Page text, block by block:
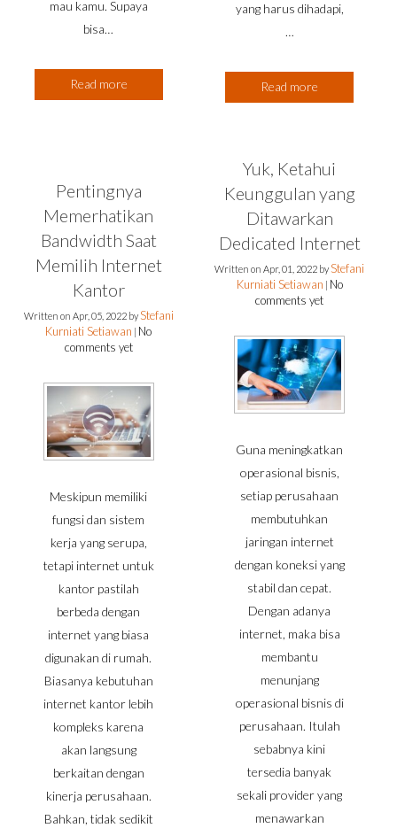
mau kamu. Supaya
bisa…
Read more
yang harus dihadapi,
…
Read more
Pentingnya
Memerhatikan
Bandwidth Saat
Memilih Internet
Kantor
Written on Apr, 05, 2022 byStefani
Kurniati Setiawan No
comments yet
Meskipun memiliki
fungsi dan sistem
kerja yang serupa,
tetapi internet untuk
kantor pastilah
berbeda dengan
internet yang biasa
digunakan di rumah.
Biasanya kebutuhan
internet kantor lebih
kompleks karena
akan langsung
berkaitan dengan
kinerja perusahaan.
Bahkan, tidak sedikit
Yuk, Ketahui
Keunggulan yang
Ditawarkan
Dedicated Internet
Written onApr, 01, 2022 byStefani
Kurniati Setiawan No
comments yet
Guna meningkatkan
operasional bisnis,
setiap perusahaan
membutuhkan
jaringan internet
dengan koneksi yang
stabil dan cepat.
Dengan adanya
internet, maka bisa
membantu
menunjang
operasional bisnis di
perusahaan. Itulah
sebabnya kini
tersedia banyak
sekali provider yang
menawarkan